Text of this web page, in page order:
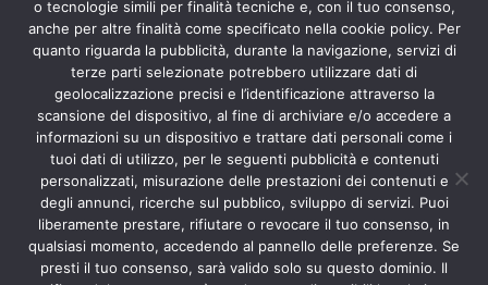
v
e
:
Archeologia del Salento
Cripte e ambienti rupestri del Salento
Leggende del Salento
Tradizioni e folklore del Salento
Arte del Salento
Personaggi illustri del Salento
Aneddoti e curiosità sul Salento
Libri del Salento
o tecnologie simili per finalità tecniche e, con il tuo consenso,
anche per altre finalità come specificato nella cookie policy. Per
quanto riguarda la pubblicità, durante la navigazione, servizi di
terze parti selezionate potrebbero utilizzare dati di
geolocalizzazione precisi e l’identificazione attraverso la
scansione del dispositivo, al fine di archiviare e/o accedere a
informazioni su un dispositivo e trattare dati personali come i
tuoi dati di utilizzo, per le seguenti pubblicità e contenuti
personalizzati, misurazione delle prestazioni dei contenuti e
degli annunci, ricerche sul pubblico, sviluppo di servizi. Puoi
liberamente prestare, rifiutare o revocare il tuo consenso, in
qualsiasi momento, accedendo al pannello delle preferenze. Se
presti il tuo consenso, sarà valido solo su questo dominio. Il